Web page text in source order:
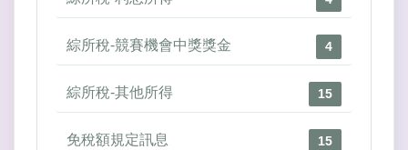
綜所稅-競賽機會中獎獎金 4
綜所稅-其他所得 15
免稅額規定訊息 15